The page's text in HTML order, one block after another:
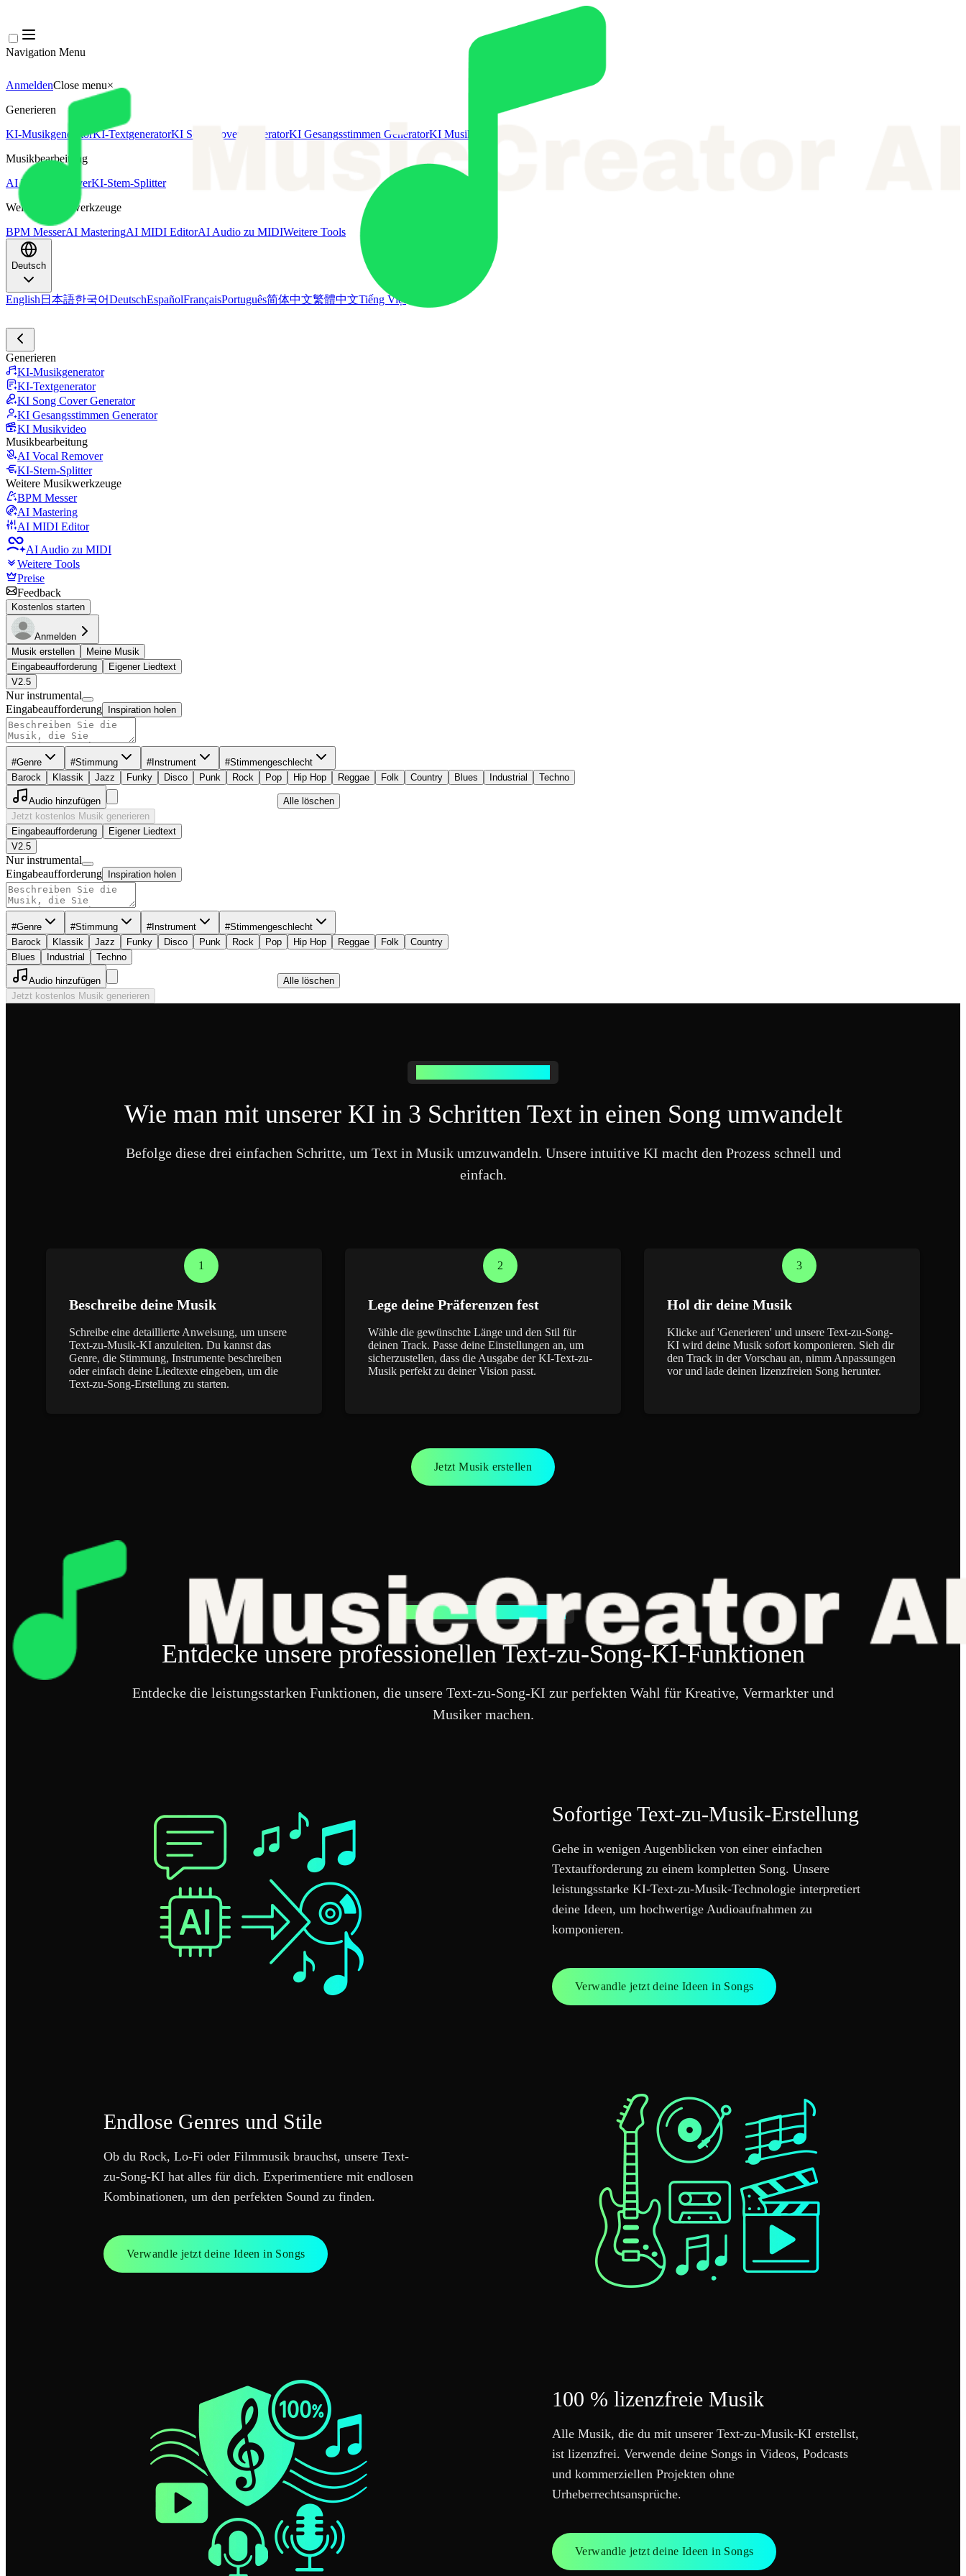
Navigation Menu
AnmeldenClose menu×
Generieren
KI-MusikgeneratorKI-TextgeneratorKI Song Cover GeneratorKI Gesangsstimmen GeneratorKI Musikvideo
Musikbearbeitung
AI Vocal RemoverKI-Stem-Splitter
Weitere Musikwerkzeuge
BPM MesserAI MasteringAI MIDI EditorAI Audio zu MIDIWeitere Tools
Deutsch
English 日本語한국어DeutschEspañolFrançaisPortuguês简体中文繁體中文Tiếng Việt
Generieren
KI-Musikgenerator
KI-Textgenerator
KI Song Cover Generator
KI Gesangsstimmen Generator
KI Musikvideo
Musikbearbeitung
AI Vocal Remover
KI-Stem-Splitter
Weitere Musikwerkzeuge
BPM Messer
AI Mastering
AI MIDI Editor
AI Audio zu MIDI
Weitere Tools
Preise
Feedback
Kostenlos starten
Anmelden
Musik erstellen
Meine Musik
Eingabeaufforderung
Eigener Liedtext
V2.5
Nur instrumental
Eingabeaufforderung
Inspiration holen
#Genre #Stimmung #Instrument
#Stimmengeschlecht
Barock
Klassik Jazz Funky Disco Punk Rock Pop Hip Hop Reggae Folk Country Blues Industrial Techno
Audio hinzufügen
Alle löschen
Jetzt kostenlos Musik generieren
Eingabeaufforderung
Eigener Liedtext
V2.5
Nur instrumental
Eingabeaufforderung
Inspiration holen
#Genre #Stimmung #Instrument
#Stimmengeschlecht
Barock
Klassik Jazz Funky Disco Punk Rock Pop Hip Hop Reggae Folk
Country
Blues
Industrial Techno
Audio hinzufügen
Alle löschen
Jetzt kostenlos Musik generieren
Wie man mit unserer KI in 3 Schritten Text in einen Song umwandelt
Befolge diese drei einfachen Schritte, um Text in Musik umzuwandeln. Unsere intuitive KI macht den Prozess schnell und
einfach.
1
Beschreibe deine Musik
Schreibe eine detaillierte Anweisung, um unsere
Text-zu-Musik-KI anzuleiten. Du kannst das
Genre, die Stimmung, Instrumente beschreiben
oder einfach deine Liedtexte eingeben, um die
Text-zu-Song-Erstellung zu starten.
2
Lege deine Präferenzen fest
Wähle die gewünschte Länge und den Stil für
deinen Track. Passe deine Einstellungen an, um
sicherzustellen, dass die Ausgabe der KI-Text-zu-
Musik perfekt zu deiner Vision passt.
3
Hol dir deine Musik
Klicke auf 'Generieren' und unsere Text-zu-Song-
KI wird deine Musik sofort komponieren. Sieh dir
den Track in der Vorschau an, nimm Anpassungen
vor und lade deinen lizenzfreien Song herunter.
Jetzt Musik erstellen
Fortschrittliche Text-zu-Musik-KI-Tools
Entdecke unsere professionellen Text-zu-Song-KI-Funktionen
Entdecke die leistungsstarken Funktionen, die unsere Text-zu-Song-KI zur perfekten Wahl für Kreative, Vermarkter und
Musiker machen.
Sofortige Text-zu-Musik-Erstellung
Gehe in wenigen Augenblicken von einer einfachen
Textaufforderung zu einem kompletten Song. Unsere
leistungsstarke KI-Text-zu-Musik-Technologie interpretiert
deine Ideen, um hochwertige Audioaufnahmen zu
komponieren.
Verwandle jetzt deine Ideen in Songs
Endlose Genres und Stile
Ob du Rock, Lo-Fi oder Filmmusik brauchst, unsere Text-
zu-Song-KI hat alles für dich. Experimentiere mit endlosen
Kombinationen, um den perfekten Sound zu finden.
Verwandle jetzt deine Ideen in Songs
100 % lizenzfreie Musik
Alle Musik, die du mit unserer Text-zu-Musik-KI erstellst,
ist lizenzfrei. Verwende deine Songs in Videos, Podcasts
und kommerziellen Projekten ohne
Urheberrechtsansprüche.
Verwandle jetzt deine Ideen in Songs